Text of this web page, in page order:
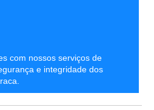
com nossos serviços de
e integridade dos